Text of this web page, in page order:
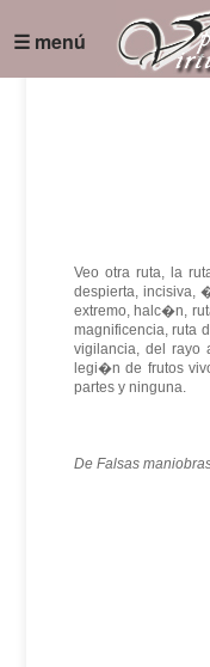
☰ menú
Veo otra ruta, la
despierta, incisiva,
extremo, halc�n,
magnificencia, ruta
vigilancia, del rayo
legi�n de frutos
partes y ninguna.
De Falsas